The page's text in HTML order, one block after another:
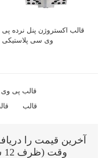
قالب اکستروژن پنل نرده پی
وی سی پلاستیکی
قالب پی وی
قالب
آخرین قیمت را
وقت (ظرف 12 ساعت) پاسخ خواهیم داد